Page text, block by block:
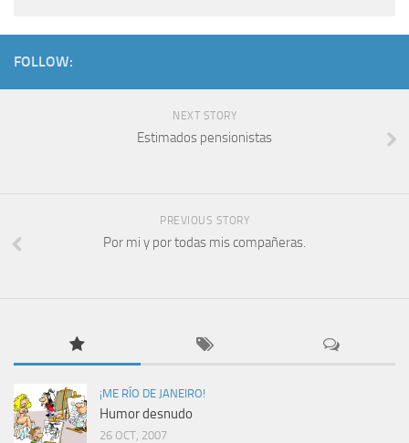
FOLLOW:
NEXT STORY
Estimados pensionistas
PREVIOUS STORY
Por mi y por todas mis compañeras.
¡ME RÍO DE JANEIRO!
Humor desnudo
26 OCT, 2007